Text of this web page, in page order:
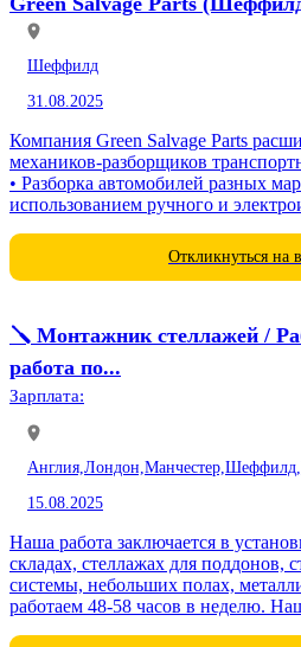
Шеффилд
31.08.2025
Компания Green Salvage Parts
механиков-разборщиков транспортных
• Разборка автомобилей разных
использованием ручного и
Откликнуться на
🪛 Монтажник стеллажей /
работа по...
Зарплата:
Англия, Лондон, Манчестер, Шеффилд,
15.08.2025
Наша работа заключается в
складах, стеллажах для поддонов,
системы, небольших полах,
работаем 48-58 часов в неделю.